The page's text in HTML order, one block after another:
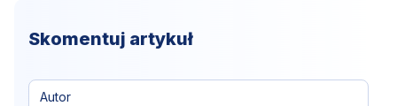
Skomentuj artykuł